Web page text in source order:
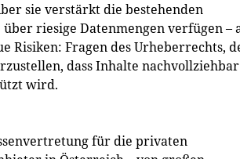
sie verstärkt die bestehenden
riesige Datenmengen verfügen –
Risiken: Fragen des Urheberrechts,
dass Inhalte nachvollziehbar
wird.
für die privaten